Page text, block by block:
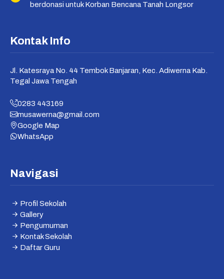
berdonasi untuk Korban Bencana Tanah Longsor
Kontak Info
Jl. Katesraya No. 44 Tembok Banjaran, Kec. Adiwerna Kab.
Tegal Jawa Tengah
0283 443169
musawerna@gmail.com
Google Map
WhatsApp
Navigasi
Profil Sekolah
Gallery
Pengumuman
Kontak Sekolah
Daftar Guru